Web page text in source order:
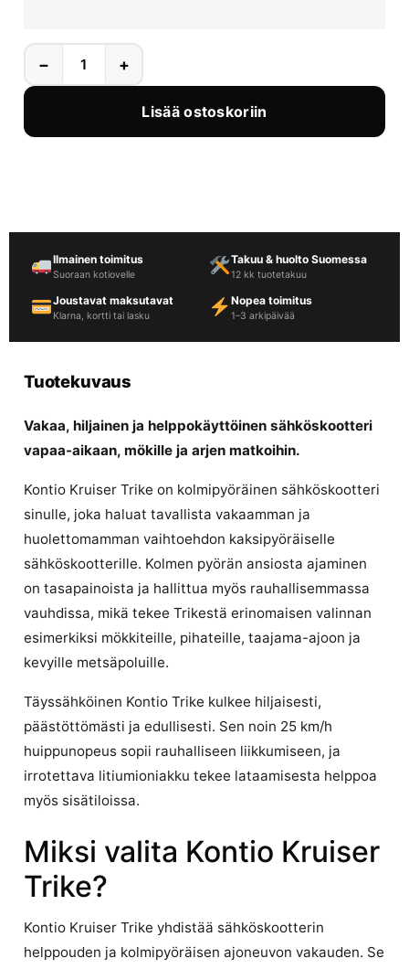
− +
Lisää ostoskoriin
Ilmainen toimitus
Suoraan kotiovelle
Takuu & huolto Suomessa
12 kk tuotetakuu
Joustavat maksutavat
Klarna, kortti tai lasku
Nopea toimitus
1–3 arkipäivää
Tuotekuvaus
Vakaa, hiljainen ja helppokäyttöinen sähköskootteri
vapaa-aikaan, mökille ja arjen matkoihin.
Kontio Kruiser Trike on kolmipyöräinen sähköskootteri
sinulle, joka haluat tavallista vakaamman ja
huolettomamman vaihtoehdon kaksipyöräiselle
sähköskootterille. Kolmen pyörän ansiosta ajaminen
on tasapainoista ja hallittua myös rauhallisemmassa
vauhdissa, mikä tekee Trikestä erinomaisen valinnan
esimerkiksi mökkiteille, pihateille, taajama-ajoon ja
kevyille metsäpoluille.
Täyssähköinen Kontio Trike kulkee hiljaisesti,
päästöttömästi ja edullisesti. Sen noin 25 km/h
huippunopeus sopii rauhalliseen liikkumiseen, ja
irrotettava litiumioniakku tekee lataamisesta helppoa
myös sisätiloissa.
Miksi valita Kontio Kruiser
Trike?
Kontio Kruiser Trike yhdistää sähköskootterin
helppouden ja kolmipyöräisen ajoneuvon vakauden. Se